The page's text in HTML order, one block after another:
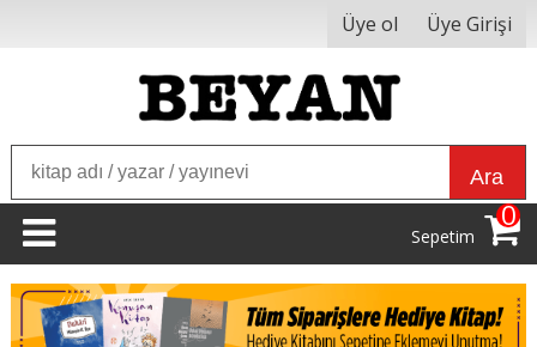
Üye ol Üye Girişi
Ara
Sepetim
0